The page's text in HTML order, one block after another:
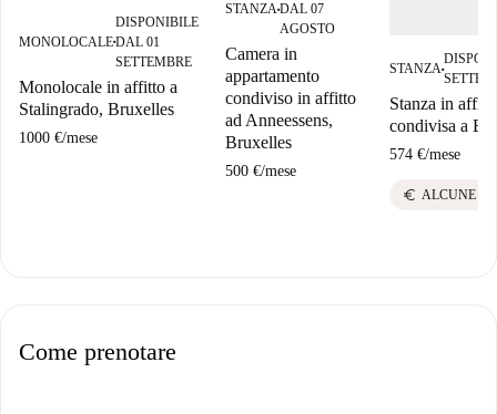
MONOLOCALE■
DISPONIBILE
DAL 01
SETTEMBRE
Monolocale in affitto a
Stalingrado, Bruxelles
1000 €/mese
STANZA■DAL 07
AGOSTO
Camera in
appartamento
condiviso in affitto
ad Anneessens,
Bruxelles
500 €/mese
STANZA■
Stanza in
condivisa a
574 €/mese
euro ALCUNE
Come prenotare